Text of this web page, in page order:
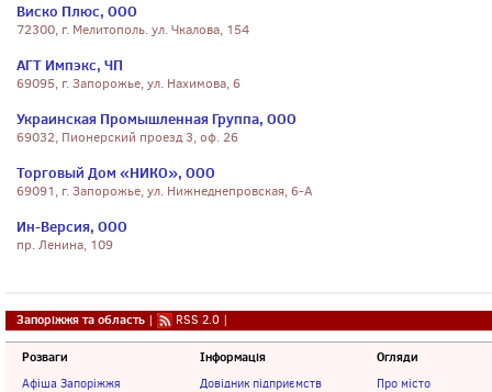
Виско Плюс, ООО
72300, г. Мелитополь. ул. Чкалова, 154
АГТ Импэкс, ЧП
69095, г. Запорожье, ул. Нахимова, 6
Украинская Промышленная Группа, ООО
69032, Пионерский проезд 3, оф. 26
Торговый Дом «НИКО», ООО
69091, г. Запорожье, ул. Нижнеднепровская, 6-А
Ин-Версия, ООО
пр. Ленина, 109
Запоріжжя та область | RSS 2.0 |
Розваги
Афіша Запоріжжя
Інформація
Довідник підприємств
Огляди
Про місто